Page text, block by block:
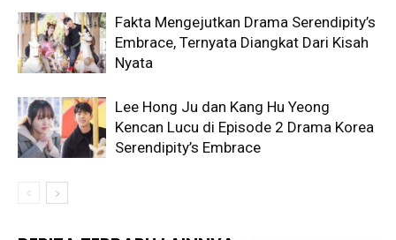
Fakta Mengejutkan Drama Serendipity’s
Embrace, Ternyata Diangkat Dari Kisah
Nyata
Lee Hong Ju dan Kang Hu Yeong
Kencan Lucu di Episode 2 Drama Korea
Serendipity’s Embrace